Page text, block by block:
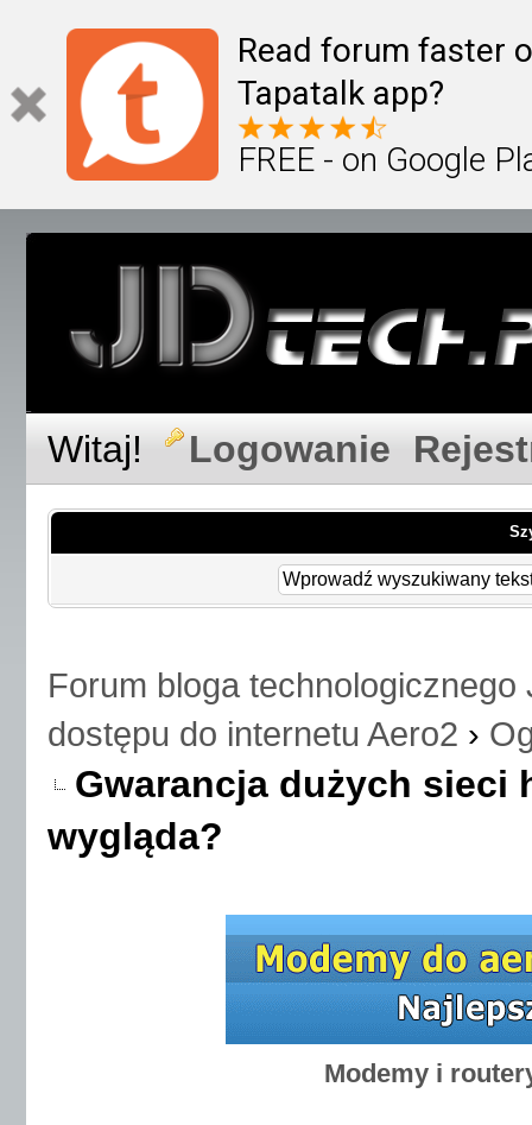
Read forum faster
Tapatalk app?
FREE - on Google
Witaj! Logowanie
Forum bloga technologicznego
dostępu do internetu Aero2 ›
Gwarancja dużych sieci
wygląda?
Modemy i